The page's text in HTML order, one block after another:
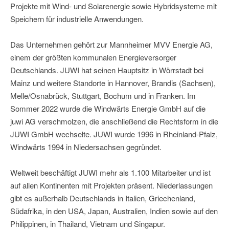
Projekte mit Wind- und Solarenergie sowie Hybridsysteme mit
Speichern für industrielle Anwendungen.
Das Unternehmen gehört zur Mannheimer MVV Energie AG,
einem der größten kommunalen Energieversorger
Deutschlands. JUWI hat seinen Hauptsitz in Wörrstadt bei
Mainz und weitere Standorte in Hannover, Brandis (Sachsen),
Melle/Osnabrück, Stuttgart, Bochum und in Franken. Im
Sommer 2022 wurde die Windwärts Energie GmbH auf die
juwi AG verschmolzen, die anschließend die Rechtsform in die
JUWI GmbH wechselte. JUWI wurde 1996 in Rheinland-Pfalz,
Windwärts 1994 in Niedersachsen gegründet.
Weltweit beschäftigt JUWI mehr als 1.100 Mitarbeiter und ist
auf allen Kontinenten mit Projekten präsent. Niederlassungen
gibt es außerhalb Deutschlands in Italien, Griechenland,
Südafrika, in den USA, Japan, Australien, Indien sowie auf den
Philippinen, in Thailand, Vietnam und Singapur.